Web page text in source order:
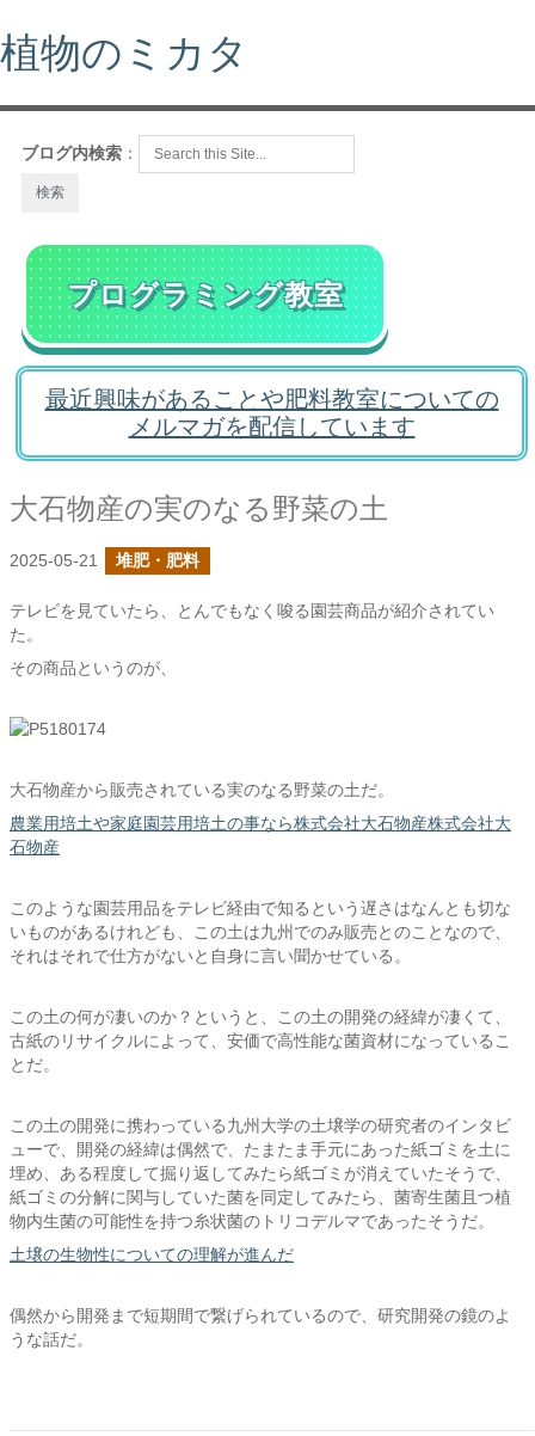
植物のミカタ
ブログ内検索 ：
プログラミング教室
最近興味があることや肥料教室についての
メルマガを配信しています
大石物産の実のなる野菜の土
2025-05-21 堆肥・肥料
テレビを見ていたら、とんでもなく唆る園芸商品が紹介されてい
た。
その商品というのが、
大石物産から販売されている実のなる野菜の土だ。
農業用培土や家庭園芸用培土の事なら株式会社大石物産株式会社大
石物産
このような園芸用品をテレビ経由で知るという遅さはなんとも切な
いものがあるけれども、この土は九州でのみ販売とのことなので、
それはそれで仕方がないと自身に言い聞かせている。
この土の何が凄いのか？というと、この土の開発の経緯が凄くて、
古紙のリサイクルによって、安価で高性能な菌資材になっているこ
とだ。
この土の開発に携わっている九州大学の土壌学の研究者のインタビ
ューで、開発の経緯は偶然で、たまたま手元にあった紙ゴミを土に
埋め、ある程度して掘り返してみたら紙ゴミが消えていたそうで、
紙ゴミの分解に関与していた菌を同定してみたら、菌寄生菌且つ植
物内生菌の可能性を持つ糸状菌のトリコデルマであったそうだ。
土壌の生物性についての理解が進んだ
偶然から開発まで短期間で繋げられているので、研究開発の鏡のよ
うな話だ。